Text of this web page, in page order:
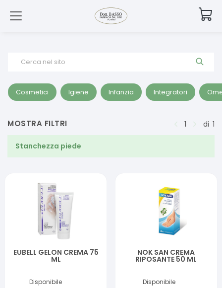
Cerca nel sito
Cosmetici Igiene Infanzia Integratori
MOSTRA FILTRI 1 di 1
Stanchezza piede
EUBELL GELON CREMA 75
ML
Disponibile
NOK SAN CREMA
RIPOSANTE 50 ML
Disponibile